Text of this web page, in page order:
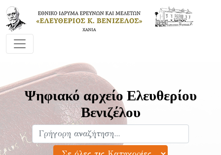
Ψηφιακό αρχείο Ελευθερίου
Βενιζέλου